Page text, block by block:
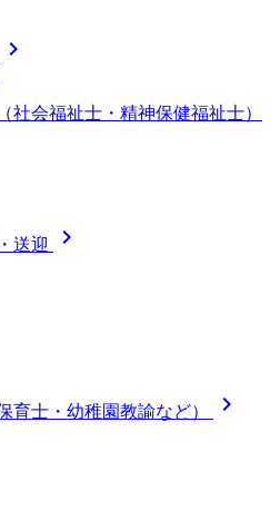

社会福祉士・精神保健福祉士）
送迎 
育士・幼稚園教諭など） 